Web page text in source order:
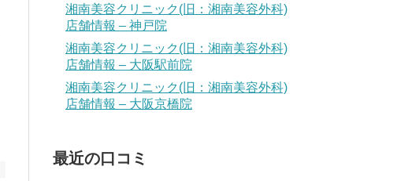
湘南美容クリニック(旧：湘南美容外科)
店舗情報 – 神戸院
湘南美容クリニック(旧：湘南美容外科)
店舗情報 – 大阪駅前院
湘南美容クリニック(旧：湘南美容外科)
店舗情報 – 大阪京橋院
最近の口コミ